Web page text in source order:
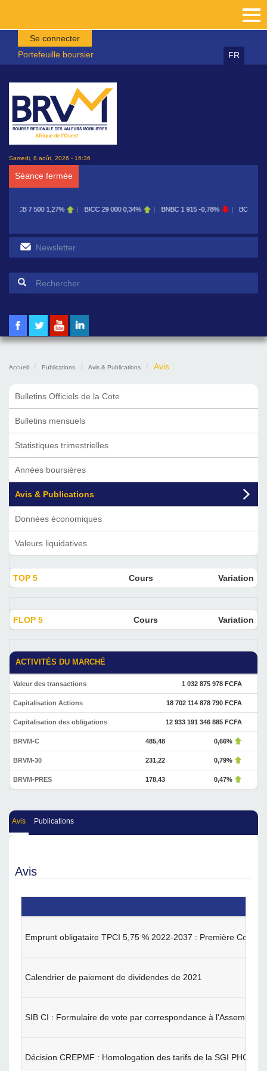
Aller au contenu principal
Se connecter
Portefeuille boursier
FR
Samedi, 8 août, 2026 - 16:36
Séance fermée
BICC 29 000 0,34% BNBC 1 915 -0,78% BOAB 8 700 0,11% BOABF
Formulaire de recherche
Accueil Publications Avis & Publications Avis
Bulletins Officiels de la Cote
Bulletins mensuels
Statistiques trimestrielles
Années boursières
Avis & Publications
Données économiques
Valeurs liquidatives
TOP 5 Cours Variation
FLOP 5 Cours Variation
ACTIVITÉS DU MARCHÉ
Valeur des transactions 1 032 875 978 FCFA
Capitalisation Actions 18 702 114 878 790 FCFA
Capitalisation des obligations 12 933 191 346 885 FCFA
BRVM-C 485,48 0,66%
BRVM-30 231,22 0,79%
BRVM-PRES 178,43 0,47%
Avis Publications
Avis
Emprunt obligataire TPCI 5,75 % 2022-2037 : Première
Calendrier de paiement de dividendes de 2021
SIB CI : Formulaire de vote par correspondance à l'Assemblée
Décision CREPMF : Homologation des tarifs de la SGI